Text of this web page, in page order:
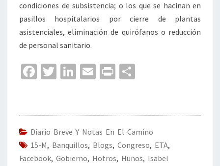
condiciones de subsistencia; o los que se hacinan en
pasillos hospitalarios por cierre de plantas
asistenciales, eliminación de quirófanos o reducción
de personal sanitario.
Fa
o
o
k
T
er
Li
dI
n
E
l
Pr
p
ar
tir
Diario Breve Y Notas En El Camino
15-M, Banquillos, Blogs, Congreso, ETA,
Facebook, Gobierno, Hotros, Hunos, Isabel